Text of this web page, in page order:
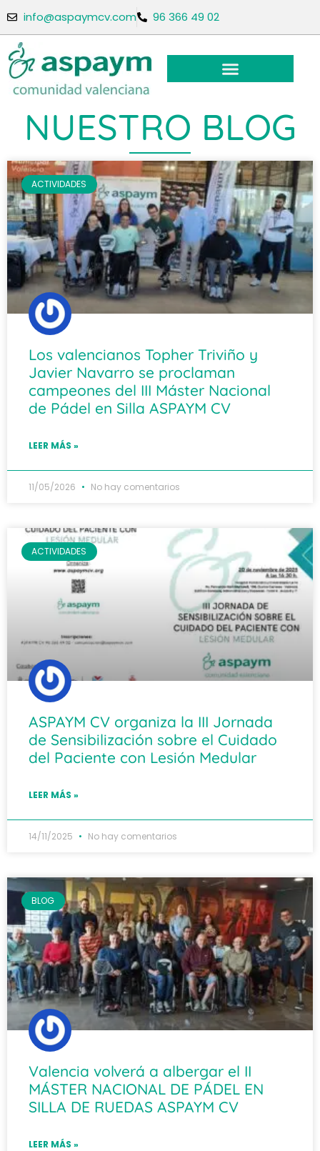
info@aspaymcv.com 96 366 49 02
NUESTRO BLOG
ACTIVIDADES
Los valencianos Topher Triviño y
Javier Navarro se proclaman
campeones del III Máster Nacional
de Pádel en Silla ASPAYM CV
LEER MÁS »
11/05/2026 No hay comentarios
ACTIVIDADES
ASPAYM CV organiza la III Jornada
de Sensibilización sobre el Cuidado
del Paciente con Lesión Medular
LEER MÁS »
14/11/2025 No hay comentarios
BLOG
Valencia volverá a albergar el II
MÁSTER NACIONAL DE PÁDEL EN
SILLA DE RUEDAS ASPAYM CV
LEER MÁS »